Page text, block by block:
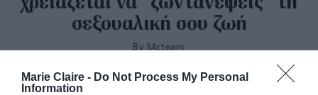
Marie Claire - Do Not Process My Personal
Information
σεξουαλική σου ζωή
By Mcteam